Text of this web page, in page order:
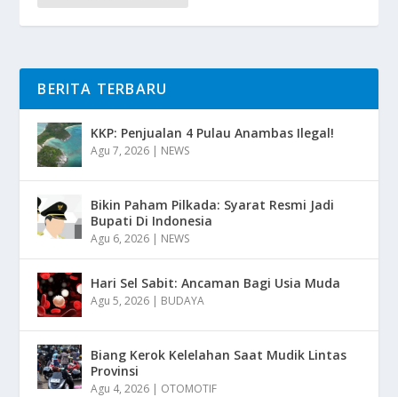
BERITA TERBARU
KKP: Penjualan 4 Pulau Anambas Ilegal!
Agu 7, 2026 | NEWS
Bikin Paham Pilkada: Syarat Resmi Jadi
Bupati Di Indonesia
Agu 6, 2026 | NEWS
Hari Sel Sabit: Ancaman Bagi Usia Muda
Agu 5, 2026 | BUDAYA
Biang Kerok Kelelahan Saat Mudik Lintas
Provinsi
Agu 4, 2026 | OTOMOTIF